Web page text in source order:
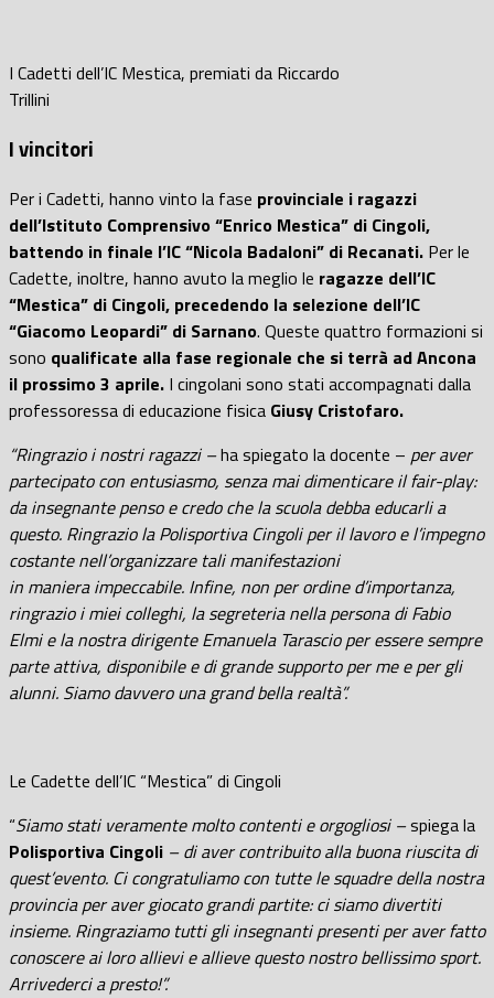
I Cadetti dell’IC Mestica, premiati da Riccardo
Trillini
I vincitori
Per i Cadetti, hanno vinto la fase provinciale i ragazzi
dell’Istituto Comprensivo “Enrico Mestica” di Cingoli,
battendo in finale l’IC “Nicola Badaloni” di Recanati. Per le
Cadette, inoltre, hanno avuto la meglio le ragazze dell’IC
“Mestica” di Cingoli, precedendo la selezione dell’IC
“Giacomo Leopardi” di Sarnano. Queste quattro formazioni si
sono qualificate alla fase regionale che si terrà ad Ancona
il prossimo 3 aprile. I cingolani sono stati accompagnati dalla
professoressa di educazione fisica Giusy Cristofaro.
“Ringrazio i nostri ragazzi –ha spiegato la docente – per aver
partecipato con entusiasmo, senza mai dimenticare il fair-play:
da insegnante penso e credo che la scuola debba educarli a
questo. Ringrazio la Polisportiva Cingoli per il lavoro e l’impegno
costante nell’organizzare tali manifestazioni
in maniera impeccabile. Infine, non per ordine d’importanza,
ringrazio i miei colleghi, la segreteria nella persona di Fabio
Elmi e la nostra dirigente Emanuela Tarascio per essere sempre
parte attiva, disponibile e di grande supporto per me e per gli
alunni. Siamo davvero una grand bella realtà”.
Le Cadette dell’IC “Mestica” di Cingoli
“Siamo stati veramente molto contenti e orgogliosi –spiega la
Polisportiva Cingoli – di aver contribuito alla buona riuscita di
quest’evento. Ci congratuliamo con tutte le squadre della nostra
provincia per aver giocato grandi partite: ci siamo divertiti
insieme. Ringraziamo tutti gli insegnanti presenti per aver fatto
conoscere ai loro allievi e allieve questo nostro bellissimo sport.
Arrivederci a presto!”.